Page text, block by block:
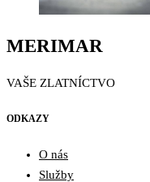
MERIMAR
VAŠE ZLATNÍCTVO
ODKAZY
O nás
Služby